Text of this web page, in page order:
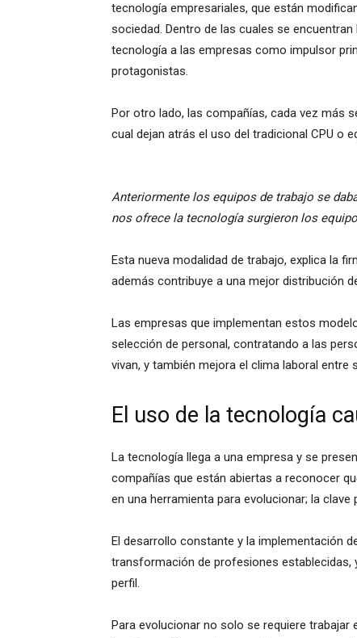
tecnología empresariales, que están
sociedad. Dentro de las cuales se
tecnología a las empresas como impulsor
protagonistas.
Por otro lado, las compañías, cada vez más
cual dejan atrás el uso del tradicional CPU o
Anteriormente los equipos de trabajo se
nos ofrece la tecnología surgieron los
Esta nueva modalidad de trabajo, explica la
además contribuye a una mejor distribución
Las empresas que implementan estos
selección de personal, contratando a las
vivan, y también mejora el clima laboral entre
El uso de la tecnología
La tecnología llega a una empresa y se
compañías que están abiertas a reconocer
en una herramienta para evolucionar; la
El desarrollo constante y la implementación
transformación de profesiones establecidas,
perfil.
Para evolucionar no solo se requiere